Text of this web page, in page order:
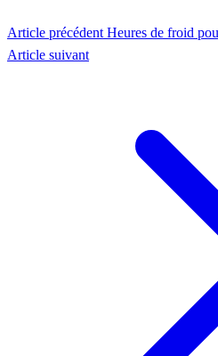
Article précédent Heures de froid
Article suivant